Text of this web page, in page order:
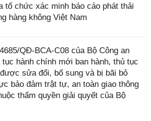
tổ chức xác minh báo cáo phát thải
hàng không Việt Nam
QĐ-BCA-C08 của Bộ Công an
tục hành chính mới ban hành, thủ tục
sửa đổi, bổ sung và bị bãi bỏ
bảo đảm trật tự, an toàn giao thông
thẩm quyền giải quyết của Bộ